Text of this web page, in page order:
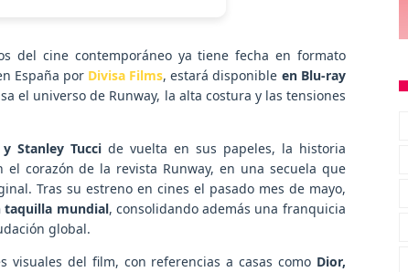
del cine contemporáneo ya tiene fecha en formato
España por Divisa Films, estará disponible en Blu-ray
el universo de Runway, la alta costura y las tensiones
Stanley Tucci de vuelta en sus papeles, la historia
corazón de la revista Runway, en una secuela que
Tras su estreno en cines el pasado mes de mayo,
taquilla mundial, consolidando además una franquicia
global.
visuales del film, con referencias a casas como Dior,